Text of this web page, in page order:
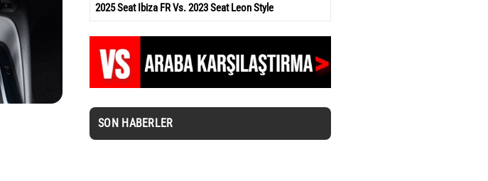
2025 Seat Ibiza FR Vs. 2023 Seat Leon Style
SON HABERLER